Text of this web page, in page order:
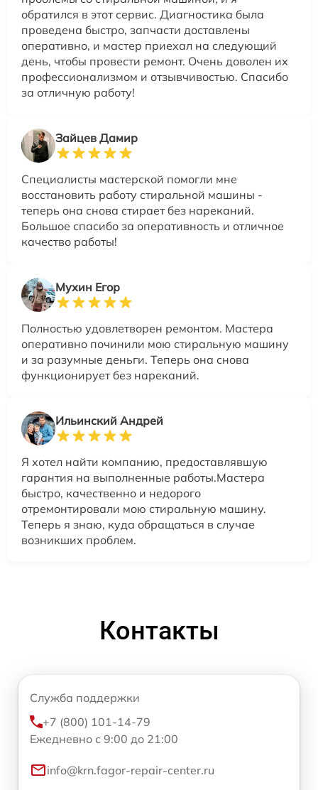
обратился в этот сервис. Диагностика была
проведена быстро, запчасти доставлены
оперативно, и мастер приехал на следующий
день, чтобы провести ремонт. Очень доволен их
профессионализмом и отзывчивостью. Спасибо
за отличную работу!
Зайцев Дамир
Специалисты мастерской помогли мне
восстановить работу стиральной машины -
теперь она снова стирает без нареканий.
Большое спасибо за оперативность и отличное
качество работы!
Мухин Егор
Полностью удовлетворен ремонтом. Мастера
оперативно починили мою стиральную машину
и за разумные деньги. Теперь она снова
функционирует без нареканий.
Ильинский Андрей
Я хотел найти компанию, предоставлявшую
гарантия на выполненные работы.Мастера
быстро, качественно и недорого
отремонтировали мою стиральную машину.
Теперь я знаю, куда обращаться в случае
возникших проблем.
Контакты
Служба поддержки
+7 (800) 101-14-79
Ежедневно с 9:00 до 21:00
info@krn.fagor-repair-center.ru